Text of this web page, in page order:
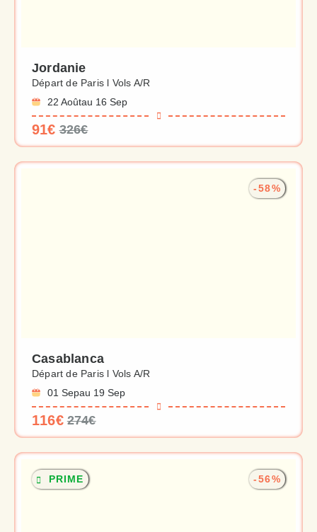
Jordanie
Départ de Paris l Vols A/R
22 Aoûtau 16 Sep
91€ 326€
-58%
Casablanca
Départ de Paris l Vols A/R
01 Sepau 19 Sep
116€ 274€
PRIME -56%